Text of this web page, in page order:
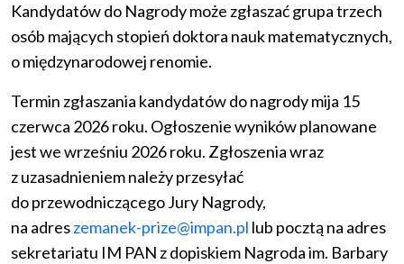
Kandydatów do Nagrody może zgłaszać grupa trzech
osób mających stopień doktora nauk matematycznych,
o międzynarodowej renomie.
Termin zgłaszania kandydatów do nagrody mija 15
czerwca 2026 roku. Ogłoszenie wyników planowane
jest we wrześniu 2026 roku. Zgłoszenia wraz
z uzasadnieniem należy przesyłać
do przewodniczącego Jury Nagrody,
na adreszemanek-prize@impan.pl lub pocztą na adres
sekretariatu IM PAN z dopiskiem Nagroda im. Barbary